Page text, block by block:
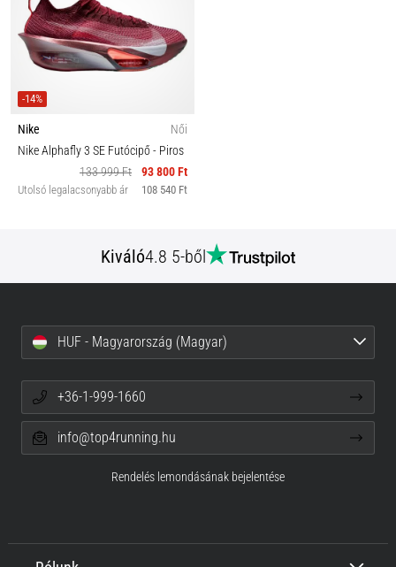
-14%
Nike
Női
Nike Alphafly 3 SE Futócipő- Piros
133 999 Ft
93 800 Ft
Utolsó legalacsonyabb ár 108 540 Ft
Kiváló4.8 5-ből
HUF - Magyarország (Magyar)
+36-1-999-1660
info@top4running.hu
Rendelés lemondásának bejelentése